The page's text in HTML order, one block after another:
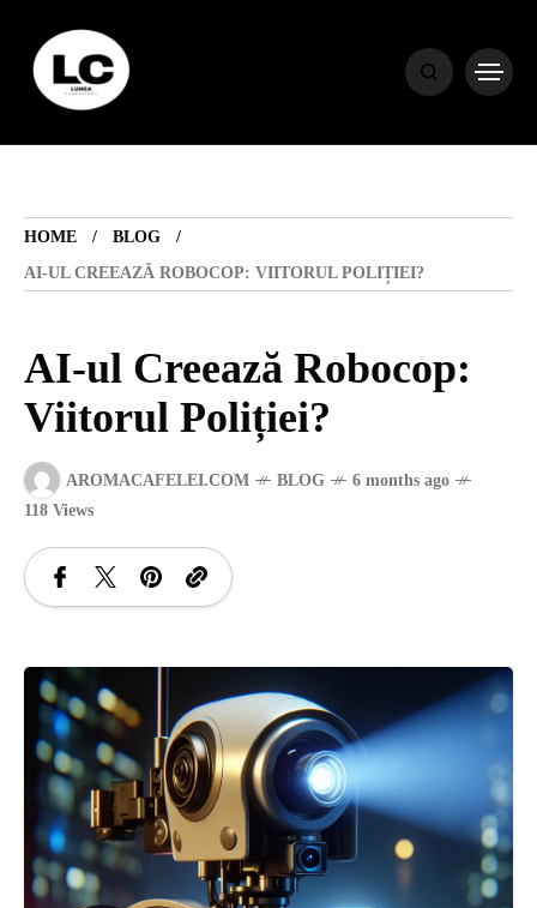
HOME
BLOG
AI-UL CREEAZĂ ROBOCOP: VIITORUL POLIȚIEI?
AI-ul Creează Robocop:
Viitorul Poliției?
AROMACAFELEI.COM BLOG
6 months ago
118 Views
HOME
BLOG
HOROSCOP
ENGLISH
CONTENT
TRAVEL
SANATATE
SI
INGRIJIRE
ISTORIE